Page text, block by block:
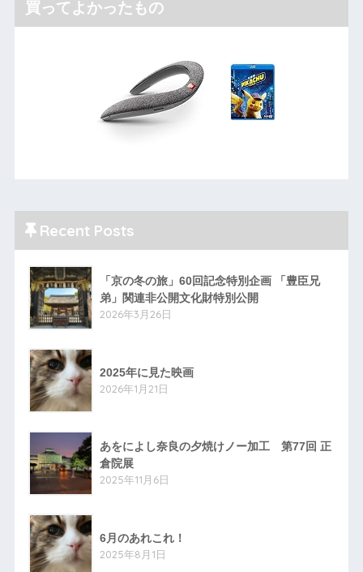
買ってよかったもの
Recent Posts
「京の冬の旅」60回記念特別企画 「豊臣兄
弟」関連非公開文化財特別公開
2026年3月26日
2025年に見た映画
2026年1月21日
あをによし奈良の夕焼けノー加工 第77回 正
倉院展
2025年11月6日
6月のあれこれ！
2025年8月1日